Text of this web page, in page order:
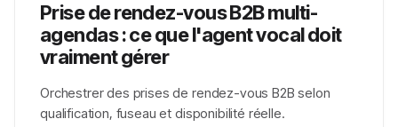
Prise de rendez-vous B2B multi-
agendas : ce que l'agent vocal doit
vraiment gérer
Orchestrer des prises de rendez-vous B2B selon
qualification, fuseau et disponibilité réelle.